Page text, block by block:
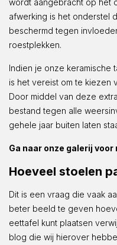
afwerking is het onderstel
beschermd tegen
roestplekken.
Indien je onze keramische
is het vereist om te kiezen
Door middel van deze
bestand tegen alle
gehele jaar buiten laten
Ga naar onze galerij voor
Hoeveel stoelen
Dit is een vraag die vaak
beter beeld te geven
eettafel kunt plaatsen
blog die wij hierover